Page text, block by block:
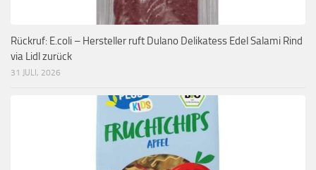
Rückruf: E.coli – Hersteller ruft Dulano Delikatess Edel Salami Rind
via Lidl zurück
31 JULI, 2026